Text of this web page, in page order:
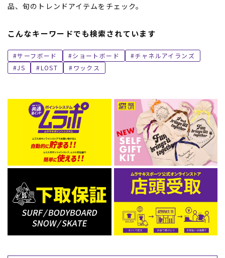
品、旬のトレンドアイテムをチェック。
こんなキーワードでも検索されています
サーフボード ショートボード
チャネルアイランズ
JS
LOST ワックス